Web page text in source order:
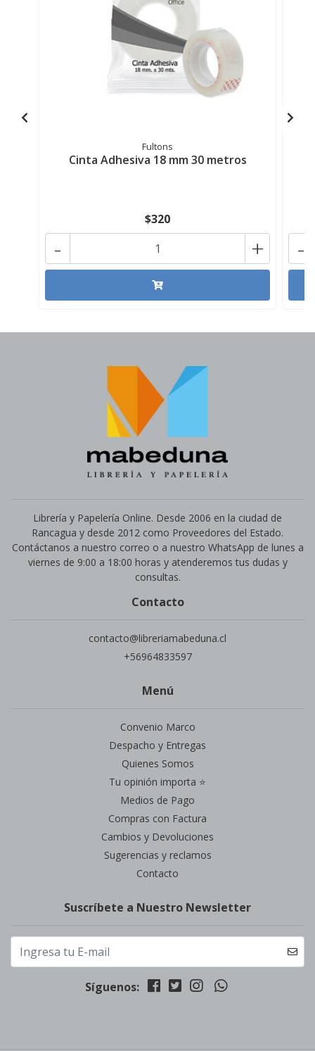
Fultons
Cinta Adhesiva 18 mm 30 metros
$320
+
- -
Librería y Papelería Online. Desde 2006 en la ciudad de
Rancagua y desde 2012 como Proveedores del Estado.
Contáctanos a nuestro correo o a nuestro WhatsApp de lunes a
viernes de 9:00 a 18:00 horas y atenderemos tus dudas y
consultas.
Contacto
contacto@libreriamabeduna.cl
+56964833597
Menú
Convenio Marco
Despacho y Entregas
Quienes Somos
Tu opinión importa ⭐
Medios de Pago
Compras con Factura
Cambios y Devoluciones
Sugerencias y reclamos
Contacto
Suscríbete a Nuestro Newsletter
Síguenos: